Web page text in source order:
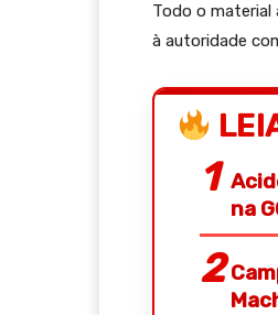
Todo o
à autoridade
na